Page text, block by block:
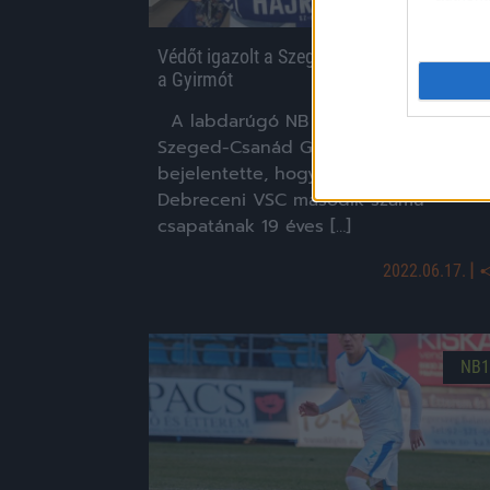
Védőt igazolt a Szeged, fiatalokkal erősített
a Gyirmót
A labdarúgó NB II-ben szereplő
Szeged-Csanád Grosics Akadémia
bejelentette, hogy szerződtette a
Debreceni VSC második számú
csapatának 19 éves […]
2022.06.17. |
NB1